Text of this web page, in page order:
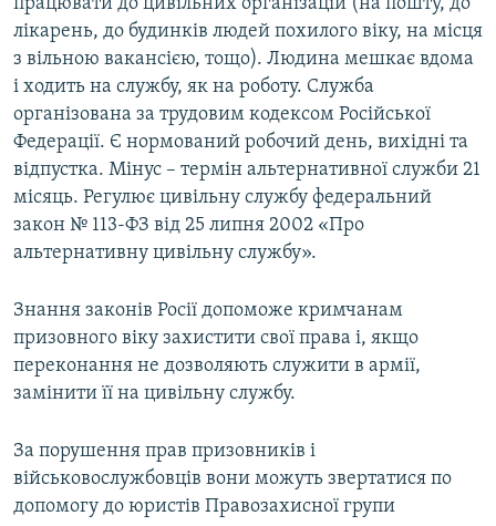
працювати до цивільних організацій (на пошту, до
лікарень, до будинків людей похилого віку, на місця
з вільною вакансією, тощо). Людина мешкає вдома
і ходить на службу, як на роботу. Служба
організована за трудовим кодексом Російської
Федерації. Є нормований робочий день, вихідні та
відпустка. Мінус – термін альтернативної служби 21
місяць. Регулює цивільну службу федеральний
закон № 113-ФЗ від 25 липня 2002 «Про
альтернативну цивільну службу».
Знання законів Росії допоможе кримчанам
призовного віку захистити свої права і, якщо
переконання не дозволяють служити в армії,
замінити її на цивільну службу.
За порушення прав призовників і
військовослужбовців вони можуть звертатися по
допомогу до юристів Правозахисної групи